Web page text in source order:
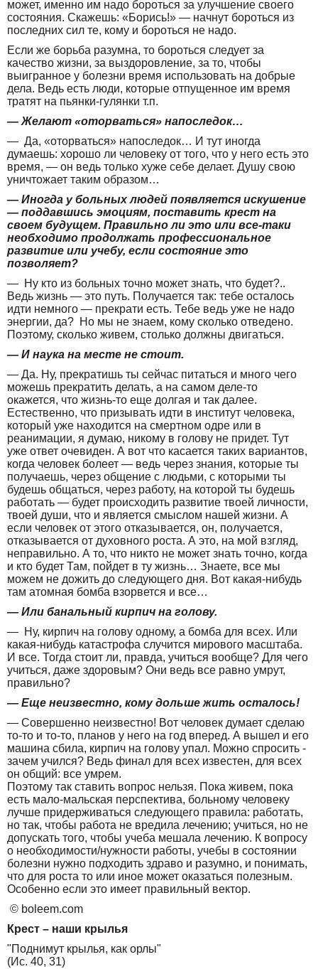
может, именно им надо бороться за улучшение своего
состояния. Скажешь: «Борись!» — начнут бороться из
последних сил те, кому и бороться не надо.
Если же борьба разумна, то бороться следует за
качество жизни, за выздоровление, за то, чтобы
выигранное у болезни время использовать на добрые
дела. Ведь есть люди, которые отпущенное им время
тратят на пьянки-гулянки т.п.
— Желают «оторваться» напоследок…
— Да, «оторваться» напоследок… И тут иногда
думаешь: хорошо ли человеку от того, что у него есть это
время, — он ведь только хуже себе делает. Душу свою
уничтожает таким образом…
— Иногда у больных людей появляется искушение
— поддавшись эмоциям, поставить крест на
своем будущем. Правильно ли это или все-таки
необходимо продолжать профессиональное
развитие или учебу, если состояние это
позволяет?
— Ну кто из больных точно может знать, что будет?..
Ведь жизнь — это путь. Получается так: тебе осталось
идти немного — прекрати есть. Тебе ведь уже не надо
энергии, да? Но мы не знаем, кому сколько отведено.
Поэтому, сколько живем, столько должны двигаться.
— И наука на месте не стоит.
— Да. Ну, прекратишь ты сейчас питаться и много чего
можешь прекратить делать, а на самом деле-то
окажется, что жизнь-то еще долгая и так далее.
Естественно, что призывать идти в институт человека,
который уже находится на смертном одре или в
реанимации, я думаю, никому в голову не придет. Тут
уже ответ очевиден. А вот что касается таких вариантов,
когда человек болеет — ведь через знания, которые ты
получаешь, через общение с людьми, с которыми ты
будешь общаться, через работу, на которой ты будешь
работать — будет происходить развитие твоей личности,
твоей души, что и является смыслом нашей жизни. А
если человек от этого отказывается, он, получается,
отказывается от духовного роста. А это, на мой взгляд,
неправильно. А то, что никто не может знать точно, когда
и кто будет Там, пойдет в ту жизнь… Знаете, все мы
можем не дожить до следующего дня. Вот какая-нибудь
там атомная бомба взорвется и все…
— Или банальный кирпич на голову.
— Ну, кирпич на голову одному, а бомба для всех. Или
какая-нибудь катастрофа случится мирового масштаба.
И все. Тогда стоит ли, правда, учиться вообще? Для чего
учиться, даже здоровым? Они ведь все равно умрут,
правильно?
— Еще неизвестно, кому дольше жить осталось!
— Совершенно неизвестно! Вот человек думает сделаю
то-то и то-то, планов у него на год вперед. А вышел и его
машина сбила, кирпич на голову упал. Можно спросить -
зачем учился? Ведь финал для всех известен, для всех
он общий: все умрем.
Поэтому так ставить вопрос нельзя. Пока живем, пока
есть мало-мальская перспектива, больному человеку
лучше придерживаться следующего правила: работать,
но так, чтобы работа не вредила лечению; учиться, но не
допускать того, чтобы учеба мешала лечению. К вопросу
о необходимости/нужности работы, учебы в состоянии
болезни нужно подходить здраво и разумно, и понимать,
что для роста то или иное может оказаться полезным.
Особенно если это имеет правильный вектор.
© boleem.com
Крест – наши крылья
"Поднимут крылья, как орлы"
(Ис. 40, 31)